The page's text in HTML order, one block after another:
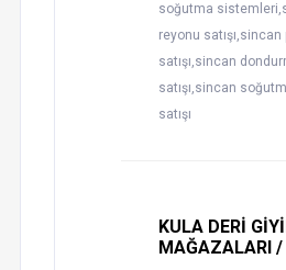
soğutma
reyonu satışı,sincan
satışı,sincan
satışı,sincan
satışı
KULA DERİ
MAĞAZALARI